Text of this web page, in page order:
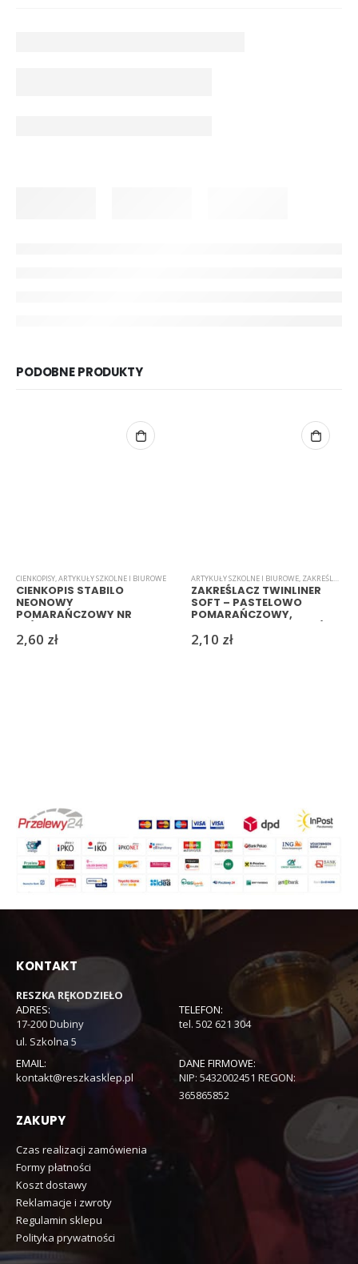
PODOBNE PRODUKTY
CIENKOPISY,ARTYKUŁY SZKOLNE I BIUROWE
CIENKOPIS STABILO
NEONOWY
POMARAŃCZOWY NR
2,60 zł
ARTYKUŁY SZKOLNE I BIUROWE, ZAKREŚLACZE
ZAKREŚLACZ TWINLINER
SOFT – PASTELOWO
POMARAŃCZOWY,
MM
2,10 zł
KONTAKT
RESZKA RĘKODZIEŁO
ADRES:
17-200 Dubiny
ul. Szkolna 5
TELEFON:
tel. 502 621 304
EMAIL:
kontakt@reszkasklep.pl
DANE FIRMOWE:
NIP: 5432002451 REGON:
365865852
ZAKUPY
Czas realizacji zamówienia
Formy płatności
Koszt dostawy
Reklamacje i zwroty
Regulamin sklepu
Polityka prywatności